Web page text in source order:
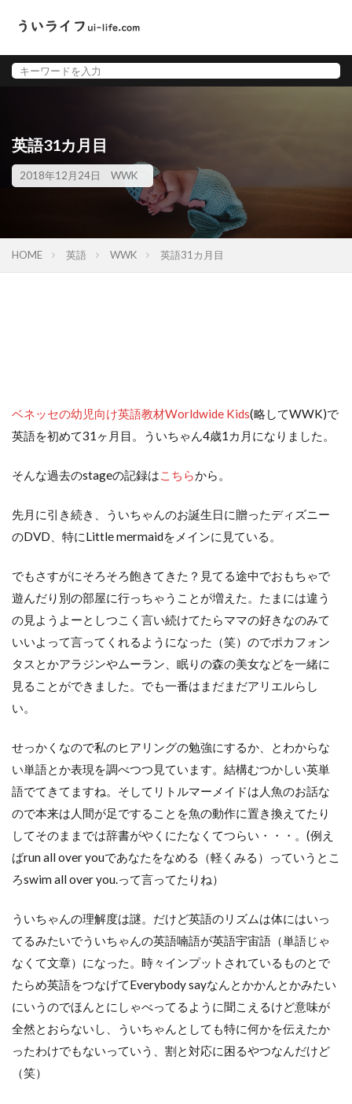
英語31カ月目
2018年12月24日 WWK
HOME 英語 WWK 英語31カ月目
ベネッセの幼児向け英語教材Worldwide Kids(略してWWK)で
英語を初めて31ヶ月目。ういちゃん4歳1カ月になりました。
そんな過去のstageの記録はこちらから。
先月に引き続き、ういちゃんのお誕生日に贈ったディズニー
のDVD、特にLittle mermaidをメインに見ている。
でもさすがにそろそろ飽きてきた？見てる途中でおもちゃで
遊んだり別の部屋に行っちゃうことが増えた。たまには違う
の見ようよーとしつこく言い続けてたらママの好きなのみて
いいよって言ってくれるようになった（笑）のでポカフォン
タスとかアラジンやムーラン、眠りの森の美女などを一緒に
見ることができました。でも一番はまだまだアリエルらし
い。
せっかくなので私のヒアリングの勉強にするか、とわからな
い単語とか表現を調べつつ見ています。結構むつかしい英単
語でてきてますね。そしてリトルマーメイドは人魚のお話な
ので本来は人間が足ですることを魚の動作に置き換えてたり
してそのままでは辞書がやくにたなくてつらい・・・。(例え
ばrun all over youであなたをなめる（軽くみる）っていうとこ
ろswim all over you.って言ってたりね）
ういちゃんの理解度は謎。だけど英語のリズムは体にはいっ
てるみたいでういちゃんの英語喃語が英語宇宙語（単語じゃ
なくて文章）になった。時々インプットされているものとで
たらめ英語をつなげてEverybody sayなんとかかんとかみたい
にいうのでほんとにしゃべってるように聞こえるけど意味が
全然とおらないし、ういちゃんとしても特に何かを伝えたか
ったわけでもないっていう、割と対応に困るやつなんだけど
（笑）